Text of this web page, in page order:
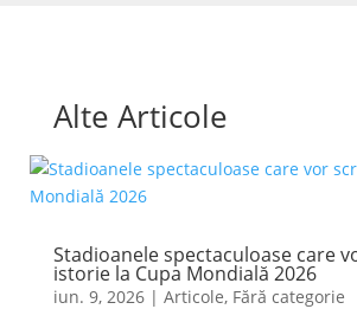
Alte Articole
Stadioanele spectaculoase care
istorie la Cupa Mondială 2026
iun. 9, 2026| Articole, Fără categorie